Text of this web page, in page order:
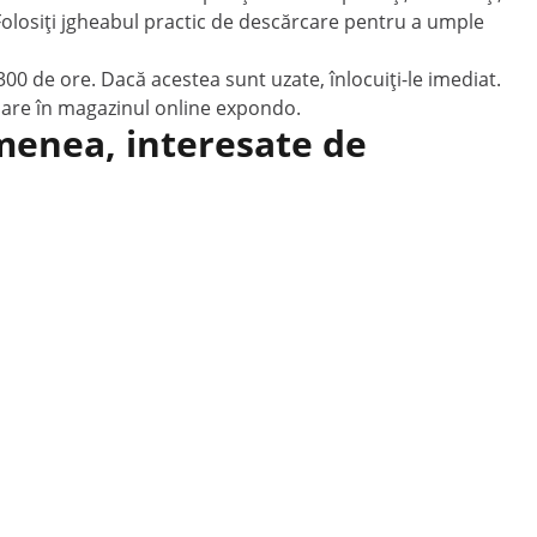
jgheabul practic de descărcare pentru a umple
de ore. Dacă acestea sunt uzate, înlocuiți-le imediat.
în magazinul online expondo.
interesate de